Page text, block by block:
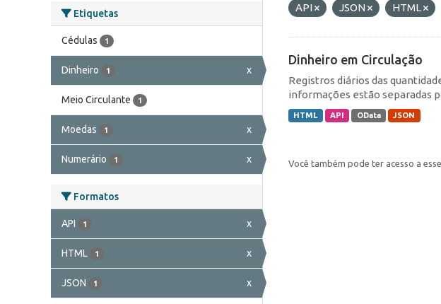
Etiquetas
Cédulas 1
Dinheiro 1 x
Meio Circulante 1
Moedas 1 x
Numerário 1 x
Formatos
API 1 x
HTML 1 x
JSON 1 x
API
JSON HTML
Dinheiro em Circulação
Registros diários das
informações estão separadas
HTML API OData JSON
Você também pode ter acesso a